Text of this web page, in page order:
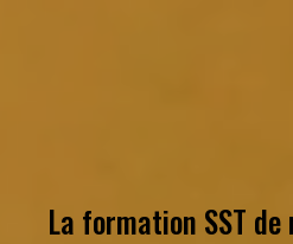
La formation SST